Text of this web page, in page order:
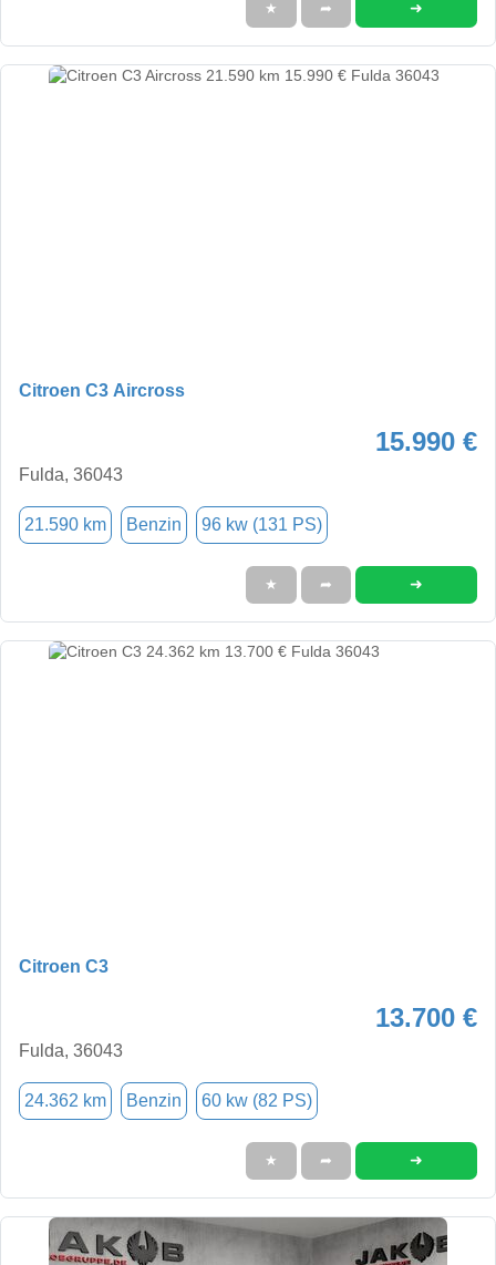
★ ➦ ➜
Citroen C3 Aircross
15.990 €
Fulda, 36043
21.590 km Benzin 96 kw (131 PS)
★ ➦ ➜
Citroen C3
13.700 €
Fulda, 36043
24.362 km Benzin 60 kw (82 PS)
★ ➦ ➜